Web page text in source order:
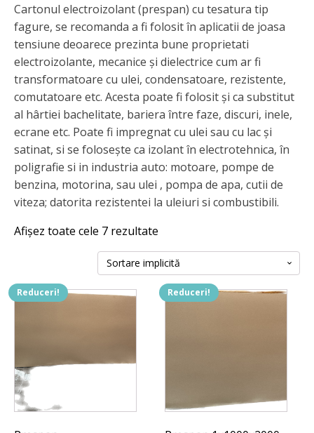
Cartonul electroizolant (prespan) cu tesatura tip
fagure, se recomanda a fi folosit în aplicatii de joasa
tensiune deoarece prezinta bune proprietati
electroizolante, mecanice şi dielectrice cum ar fi
transformatoare cu ulei, condensatoare, rezistente,
comutatoare etc. Acesta poate fi folosit şi ca substitut
al hârtiei bachelitate, bariera între faze, discuri, inele,
ecrane etc. Poate fi impregnat cu ulei sau cu lac și
satinat, si se folosește ca izolant în electrotehnica, în
poligrafie si in industria auto: motoare, pompe de
benzina, motorina, sau ulei , pompa de apa, cutii de
viteza; datorita rezistentei la uleiuri si combustibili.
Afișez toate cele 7 rezultate
Reduceri! Reduceri!